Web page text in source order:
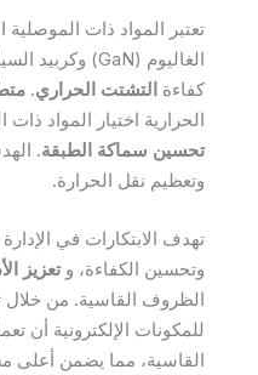
تعتبر المواد ذات الموصلية
كفاءة التشتت الحراري.
الحرارية اختيار المواد
تحسين سماكة الطبقة.
وتعظيم نقل الحرارة.
تهدف الابتكارات في
وتحسين الكفاءة، وتعزيز
الظروف القاسية. من خلال
للمكونات الإلكترونية أن
القاسية، مما يضمن أعلى